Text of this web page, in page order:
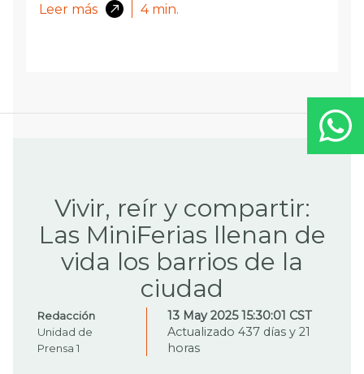
Leer más
4 min.
Vivir, reír y compartir:
Las MiniFerias llenan de
vida los barrios de la
ciudad
Redacción
Unidad de
Prensa 1
13 May 2025 15:30:01 CST
Actualizado 437 días y 21
horas